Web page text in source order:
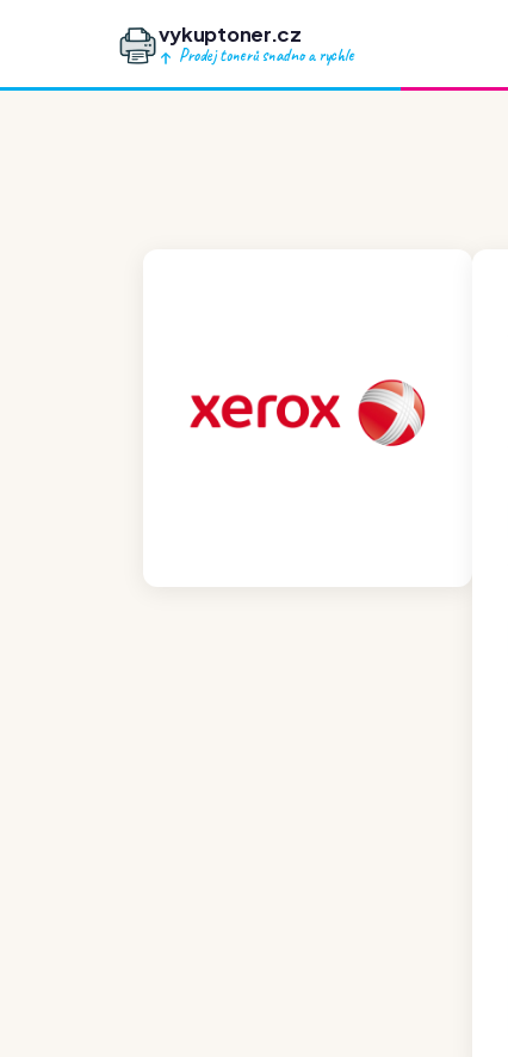
vykuptoner.cz
Prodej tonerů snadno a rychle